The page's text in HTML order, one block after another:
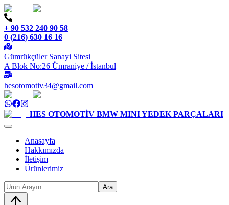
+ 90 532 240 90 58
0 (216) 630 16 16
Gümrükçüler Sanayi Sitesi
A Blok No:26 Ümraniye / İstanbul
hesotomotiv34@gmail.com
HES OTOMOTİV BMW MINI YEDEK PARÇALARI
Anasayfa
Hakkımızda
İletişim
Ürünlerimiz
Ara